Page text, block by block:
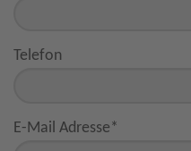
Telefon
E-Mail Adresse*